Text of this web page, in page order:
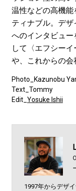
温性などの高機
ティナブル。デ
へのインタビュ
して〈エフシー
や、これからの会
Photo_Kazunobu
Text_Tommy
Edit_ Yosuke Ishii
1997年からデザ